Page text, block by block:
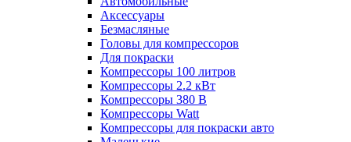
Аксессуары
Безмасляные
Головы для компрессоров
Для покраски
Компрессоры 100 литров
Компрессоры 2.2 кВт
Компрессоры 380 В
Компрессоры Watt
Компрессоры для покраски авто